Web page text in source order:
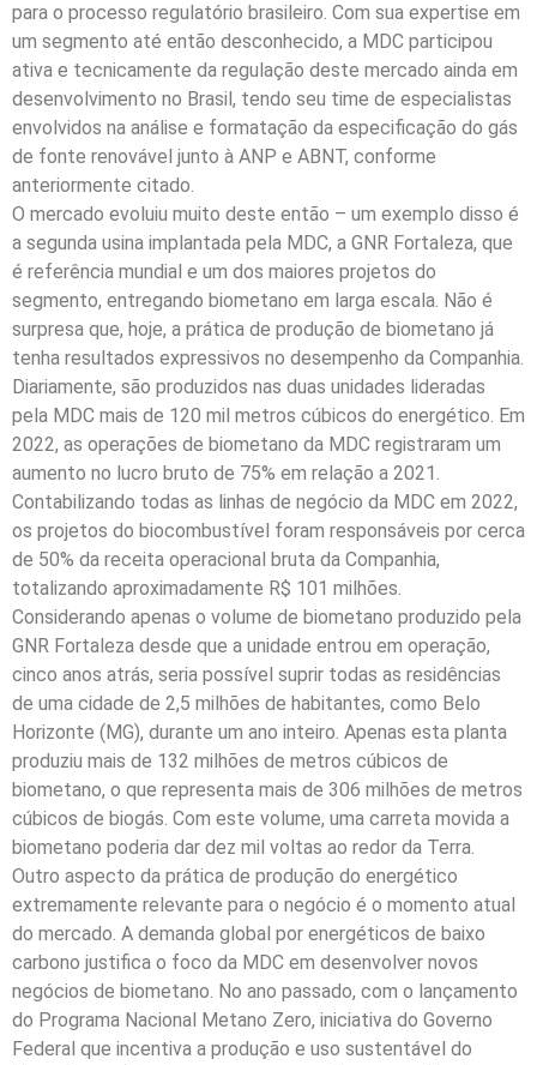
para o processo regulatório brasileiro. Com sua expertise em
um segmento até então desconhecido, a MDC participou
ativa e tecnicamente da regulação deste mercado ainda em
desenvolvimento no Brasil, tendo seu time de especialistas
envolvidos na análise e formatação da especificação do gás
de fonte renovável junto à ANP e ABNT, conforme
anteriormente citado.
O mercado evoluiu muito deste então – um exemplo disso é
a segunda usina implantada pela MDC, a GNR Fortaleza, que
é referência mundial e um dos maiores projetos do
segmento, entregando biometano em larga escala. Não é
surpresa que, hoje, a prática de produção de biometano já
tenha resultados expressivos no desempenho da Companhia.
Diariamente, são produzidos nas duas unidades lideradas
pela MDC mais de 120 mil metros cúbicos do energético. Em
2022, as operações de biometano da MDC registraram um
aumento no lucro bruto de 75% em relação a 2021.
Contabilizando todas as linhas de negócio da MDC em 2022,
os projetos do biocombustível foram responsáveis por cerca
de 50% da receita operacional bruta da Companhia,
totalizando aproximadamente R$ 101 milhões.
Considerando apenas o volume de biometano produzido pela
GNR Fortaleza desde que a unidade entrou em operação,
cinco anos atrás, seria possível suprir todas as residências
de uma cidade de 2,5 milhões de habitantes, como Belo
Horizonte (MG), durante um ano inteiro. Apenas esta planta
produziu mais de 132 milhões de metros cúbicos de
biometano, o que representa mais de 306 milhões de metros
cúbicos de biogás. Com este volume, uma carreta movida a
biometano poderia dar dez mil voltas ao redor da Terra.
Outro aspecto da prática de produção do energético
extremamente relevante para o negócio é o momento atual
do mercado. A demanda global por energéticos de baixo
carbono justifica o foco da MDC em desenvolver novos
negócios de biometano. No ano passado, com o lançamento
do Programa Nacional Metano Zero, iniciativa do Governo
Federal que incentiva a produção e uso sustentável do